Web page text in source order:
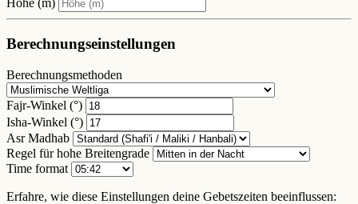
Höhe (m)
Berechnungseinstellungen
Berechnungsmethoden
Fajr-Winkel (°)
Isha-Winkel (°)
Asr Madhab
Regel für hohe Breitengrade
Time format
Erfahre, wie diese Einstellungen deine Gebetszeiten beeinflussen: